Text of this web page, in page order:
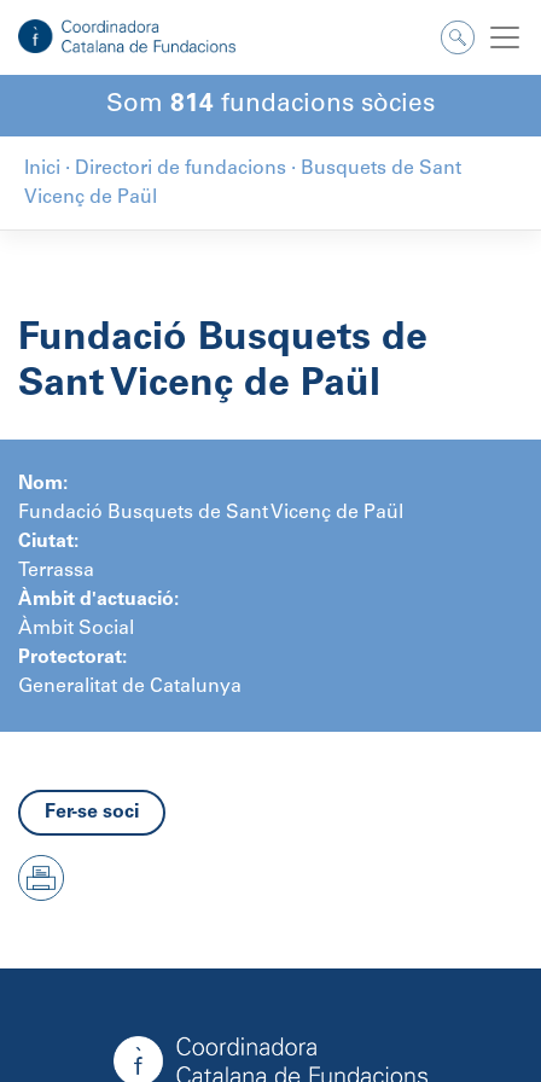
contingut
Som 814 fundacions sòcies
Inici · Directori de fundacions · Busquets de Sant
Vicenç de Paül
Fundació Busquets de
Sant Vicenç de Paül
Nom:
Fundació Busquets de Sant Vicenç de Paül
Ciutat:
Terrassa
Àmbit d'actuació:
Àmbit Social
Protectorat:
Generalitat de Catalunya
Fer-se soci